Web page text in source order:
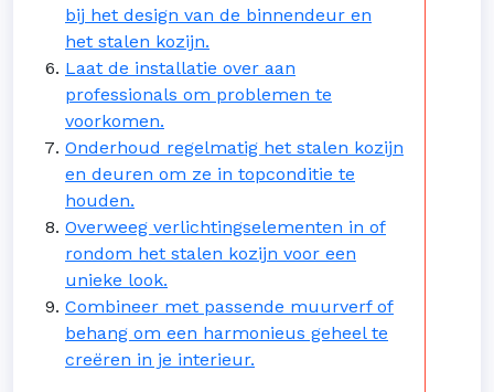
bij het design van de binnendeur en
het stalen kozijn.
Laat de installatie over aan
professionals om problemen te
voorkomen.
Onderhoud regelmatig het stalen kozijn
en deuren om ze in topconditie te
houden.
Overweeg verlichtingselementen in of
rondom het stalen kozijn voor een
unieke look.
Combineer met passende muurverf of
behang om een harmonieus geheel te
creëren in je interieur.